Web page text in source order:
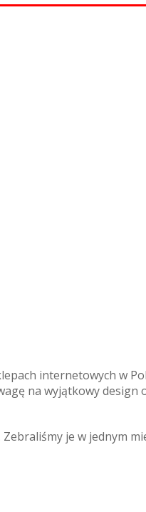
internetowych w
na wyjątkowy design
je w jednym